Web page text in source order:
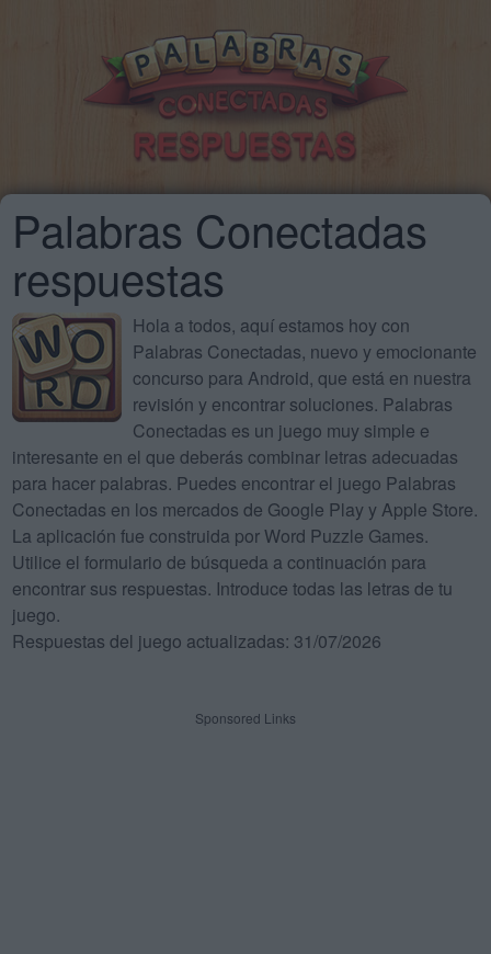
Palabras Conectadas
respuestas
Hola a todos, aquí estamos hoy con
Palabras Conectadas, nuevo y emocionante
concurso para Android, que está en nuestra
revisión y encontrar soluciones. Palabras
Conectadas es un juego muy simple e
interesante en el que deberás combinar letras adecuadas
para hacer palabras. Puedes encontrar el juego Palabras
Conectadas en los mercados de Google Play y Apple Store.
La aplicación fue construida por Word Puzzle Games.
Utilice el formulario de búsqueda a continuación para
encontrar sus respuestas. Introduce todas las letras de tu
juego.
Respuestas del juego actualizadas: 31/07/2026
Sponsored Links